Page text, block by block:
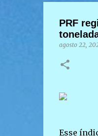
PRF
agosto 22,
Esse